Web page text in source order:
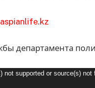
департамента
not supported or source(s) not